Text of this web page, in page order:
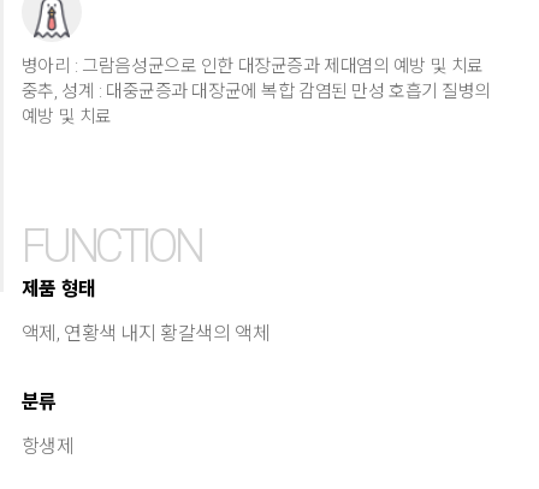
병아리 : 그람음성균으로 인한 대장균증과 제대염의 예방 및 치료
중추, 성계 : 대중균증과 대장균에 복합 감염된 만성 호흡기 질병의
예방 및 치료
FUNCTION
제품 형태
액제, 연황색 내지 황갈색의 액체
분류
항생제